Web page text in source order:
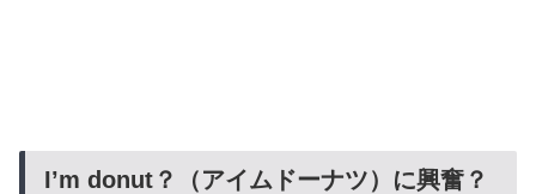
I’m donut？（アイムドーナツ）に興奮？